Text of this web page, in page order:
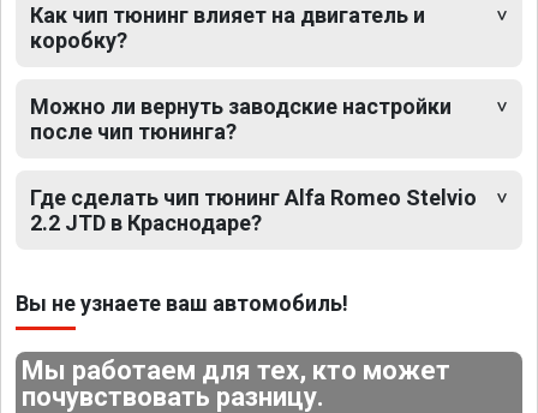
Как чип тюнинг влияет на двигатель и
коробку?
Можно ли вернуть заводские настройки
после чип тюнинга?
Где сделать чип тюнинг Alfa Romeo Stelvio
2.2 JTD в Краснодаре?
Вы не узнаете ваш автомобиль!
Мы работаем для тех, кто может
почувствовать разницу.